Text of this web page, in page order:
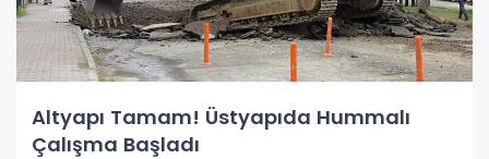
Altyapı Tamam! Üstyapıda Hummalı
Çalışma Başladı